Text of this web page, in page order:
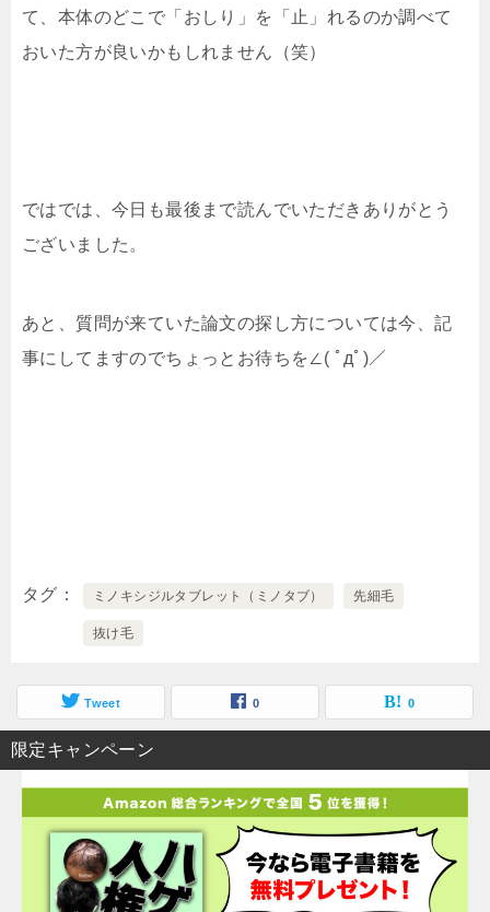
て、本体のどこで「おしり」を「止」れるのか調べて
おいた方が良いかもしれません（笑）
ではでは、今日も最後まで読んでいただきありがとう
ございました。
あと、質問が来ていた論文の探し方については今、記
事にしてますのでちょっとお待ちを∠( ﾟдﾟ)／
タグ ミノキシジルタブレット（ミノタブ） 先細毛
抜け毛
Tweet 0 0
限定キャンペーン